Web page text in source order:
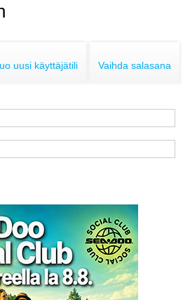
ENDURO
LUE DIGILEHDET
ASIAKASPALVELU JA
OHJEET
MEDIATIEDOT
uusi käyttäjätili Vaihda salasana